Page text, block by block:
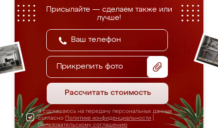
Присылайте — сделаем также или
лучше!
Прикрепить фото
Рассчитать стоимость
Я соглашаюсь на передачу персональных данных
согласно Политике конфиденциальности
Пользовательскому соглашению